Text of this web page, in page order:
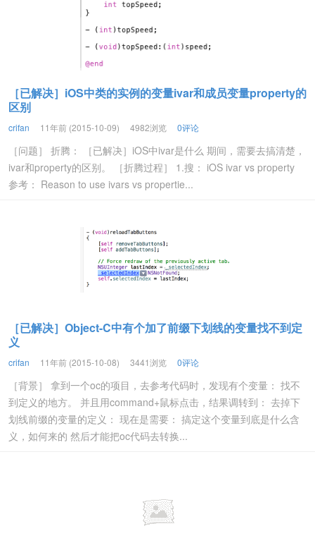
［已解决］iOS中类的实例的变量ivar和成员变量property的
区别
crifan 11年前 (2015-10-09) 4982浏览 0评论
［问题］ 折腾： ［已解决］iOS中ivar是什么 期间，需要去搞清楚，
ivar和property的区别。 ［折腾过程］ 1.搜： iOS ivar vs property
参考： Reason to use ivars vs propertie...
［已解决］Object-C中有个加了前缀下划线的变量找不到定
义
crifan 11年前 (2015-10-08) 3441浏览 0评论
［背景］ 拿到一个oc的项目，去参考代码时，发现有个变量： 找不
到定义的地方。 并且用command+鼠标点击，结果调转到： 去掉下
划线前缀的变量的定义： 现在是需要： 搞定这个变量到底是什么含
义，如何来的 然后才能把oc代码去转换...